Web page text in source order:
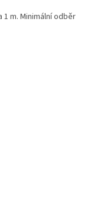
1 m. Minimální odběr